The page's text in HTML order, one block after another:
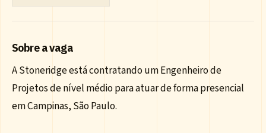
Sobre a vaga
A Stoneridge está contratando um Engenheiro de
Projetos de nível médio para atuar de forma presencial
em Campinas, São Paulo.